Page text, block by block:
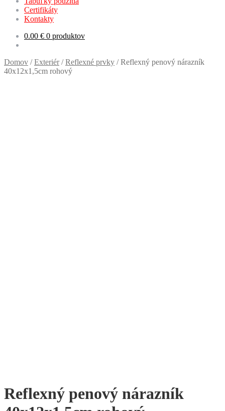
Certifikáty
Kontakty
0.00 € 0 produktov
Domov /Exteriér/Reflexné prvky /Reflexný penový nárazník
40x12x1,5cm rohový
Reflexný penový nárazník